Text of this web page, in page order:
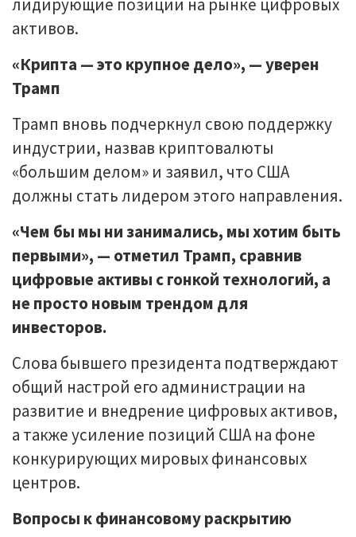
активов.
«Крипта — это крупное дело», — уверен
Трамп
Трамп вновь подчеркнул свою поддержку
индустрии, назвав криптовалюты
«большим делом» и заявил, что США
должны стать лидером этого направления.
«Чем бы мы ни занимались, мы хотим быть
первыми», — отметил Трамп, сравнив
цифровые активы с гонкой технологий, а
не просто новым трендом для
инвесторов.
Слова бывшего президента подтверждают
общий настрой его администрации на
развитие и внедрение цифровых активов,
а также усиление позиций США на фоне
конкурирующих мировых финансовых
центров.
Вопросы к финансовому раскрытию